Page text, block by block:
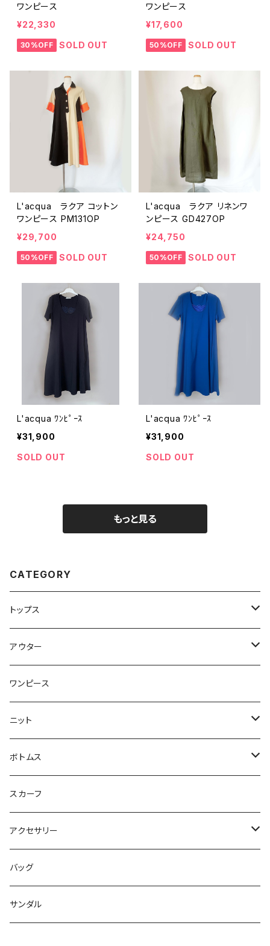
ワンピース
¥22,330
30%OFF SOLD OUT
ワンピース
¥17,600
50%OFF SOLD OUT
L'acqua ラクア コットン
ワンピース PM131OP
¥29,700
50%OFF SOLD OUT
L'acqua ラクア リネンワ
ンピース GD427OP
¥24,750
50%OFF SOLD OUT
L'acqua ﾜﾝﾋﾟｰｽ
¥31,900
SOLD OUT
L'acqua ﾜﾝﾋﾟｰｽ
¥31,900
SOLD OUT
もっと見る
CATEGORY
トップス
トップス
ブラウス
Tシャツ
アウター
ジャケット
コート
ジレ
ブルゾン
ワンピース
ニット
ニット
カットソー
カーディガン
ジレ
ワンピース
ボトムス
スカート
パンツ
スカーフ
アクセサリー
ネックレス
バングル
バッグ
サンダル